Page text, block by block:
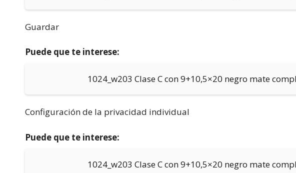
Guardar
Puede que te interese:
1024_w203 Clase C con 9+10,5×20 negro mate
Configuración de la privacidad individual
Puede que te interese:
1024_w203 Clase C con 9+10,5×20 negro mate